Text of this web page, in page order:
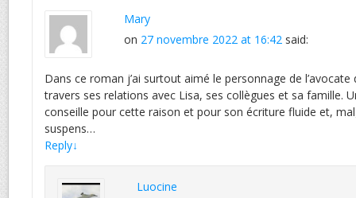
Mary
on 27 novembre 2022 at 16:42 said:
Dans ce roman j’ai surtout aimé le personnage de l’avocate
travers ses relations avec Lisa, ses collègues et sa famille.
conseille pour cette raison et pour son écriture fluide et,
suspens…
Reply↓
Luocine